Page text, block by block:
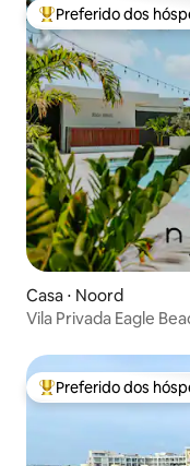
Entre os melhores
Preferido dos
Casa ⋅ Noord
Vila Privada Eagle
Entre os melhores
Preferido dos